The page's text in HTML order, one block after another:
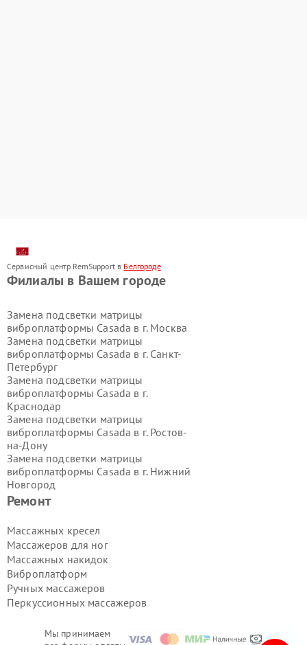
Сервисный центр RemSupport в Белгороде
Мы принимаем
Ремонт
Массажных кресел
Массажеров для ног
Массажных накидок
Виброплатформ
Ручных массажеров
Перкуссионных массажеров
Филиалы в Вашем городе
Замена подсветки матрицы
виброплатформы Casada в г. Москва
Замена подсветки матрицы
виброплатформы Casada в г. Санкт-
Петербург
Замена подсветки матрицы
виброплатформы Casada в г.
Краснодар
Замена подсветки матрицы
виброплатформы Casada в г. Ростов-
на-Дону
Замена подсветки матрицы
виброплатформы Casada в г. Нижний
Новгород
Замена подсветки матрицы
Новосибирск
Замена подсветки матрицы
виброплатформы Casada в г.
Екатеринбург
Замена подсветки матрицы
виброплатформы Casada в г.
Замена подсветки матрицы
Воронеж
Замена подсветки матрицы